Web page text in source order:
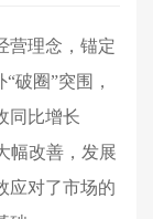
营理念，锚定
破圈”突围，
同比增长
幅改善， 发展
应对了市场的